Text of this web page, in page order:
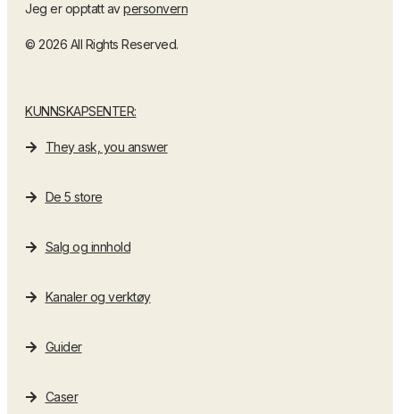
Jeg er opptatt avpersonvern
© 2026 All Rights Reserved.
KUNNSKAPSENTER:
They ask, you answer
De 5 store
Salg og innhold
Kanaler og verktøy
Guider
Caser